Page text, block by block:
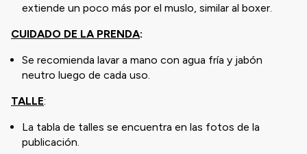
extiende un poco más por el muslo, similar al boxer.
CUIDADO DE LA PRENDA:
Se recomienda lavar a mano con agua fría y jabón
neutro luego de cada uso.
TALLE:
La tabla de talles se encuentra en las fotos de la
publicación.